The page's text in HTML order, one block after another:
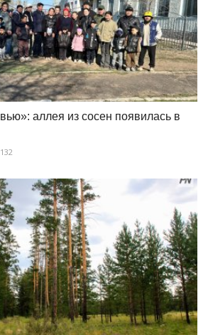
аллея из сосен появилась в
132